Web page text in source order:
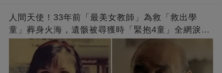
人間天使！33年前「最美女教師」為救「救出學
童」葬身火海，遺骸被尋獲時「緊抱4童」全網淚
崩：真正的英雄不該被遺忘